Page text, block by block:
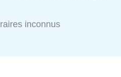
inconnus